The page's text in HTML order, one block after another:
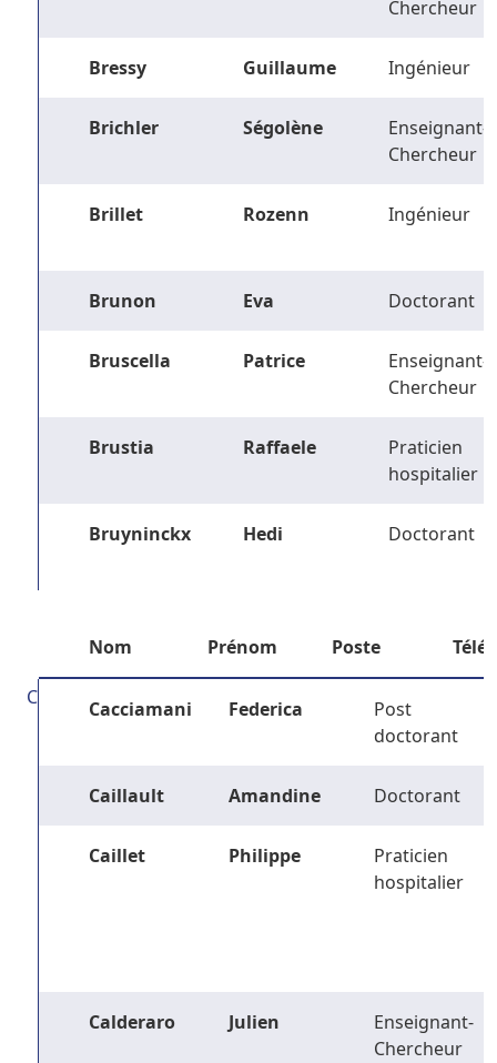
Chercheur
Bressy Guillaume Ingénieur
Brichler Ségolène
Enseignant-
Chercheur
Brillet Rozenn Ingénieur
Brunon Eva Doctorant
Bruscella Patrice
Enseignant-
Chercheur
Brustia Raffaele
Praticien
hospitalier
Bruyninckx Hedi Doctorant
Nom Prénom Poste
C Cacciamani Federica
Post
doctorant
Caillault Amandine Doctorant
Caillet Philippe
Praticien
hospitalier
Calderaro Julien
Enseignant-
Chercheur